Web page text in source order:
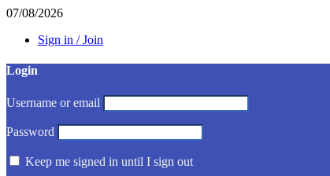
07/08/2026
Sign in / Join
Login
Username or email
Password
Keep me signed in until I sign out